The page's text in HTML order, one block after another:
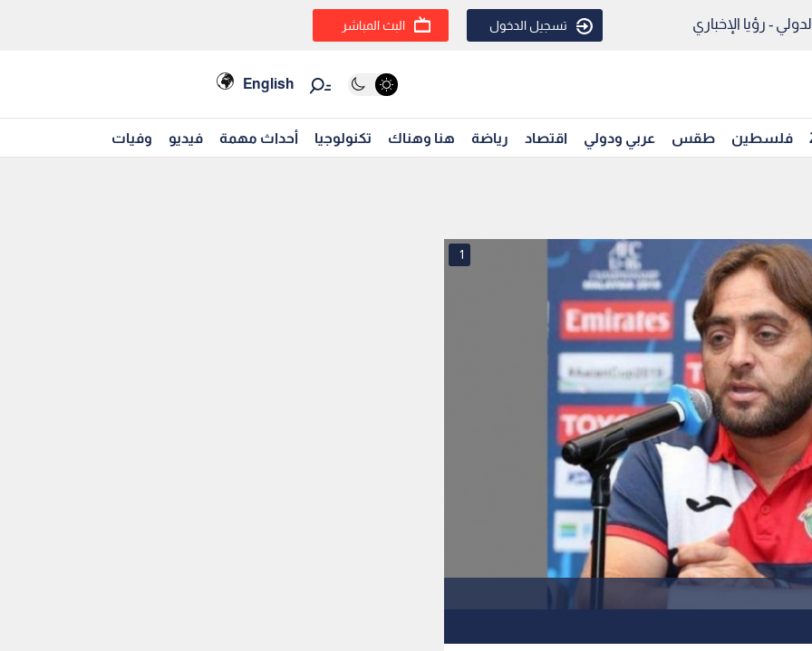
- رؤيا الإخباري تسجيل الدخول البث المباشر
English
فلسطين طقس عربي ودولي اقتصاد رياضة هنا وهناك تكنولوجيا أحداث مهمة فيديو وفيات
1